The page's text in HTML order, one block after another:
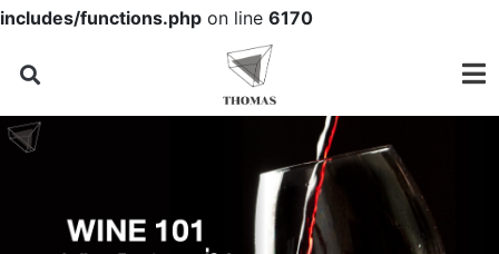
includes/functions.php on line 6170